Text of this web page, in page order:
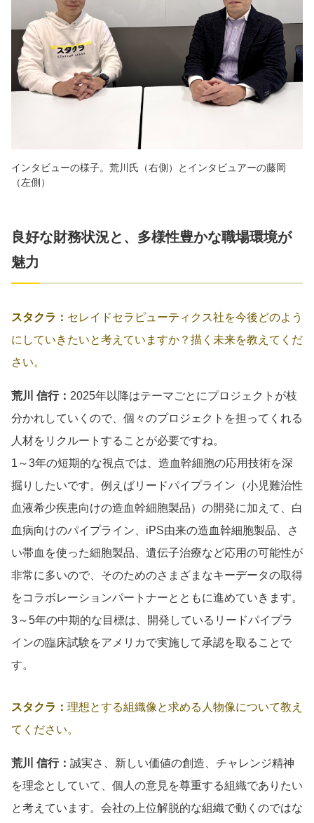
インタビューの様子。荒川氏（右側）とインタビュアーの藤岡
（左側）
良好な財務状況と、多様性豊かな職場環境が
魅力
スタクラ： セレイドセラピューティクス社を今後どのよう
にしていきたいと考えていますか？描く未来を教えてくだ
さい。
荒川 信行： 2025年以降はテーマごとにプロジェクトが枝
分かれしていくので、個々のプロジェクトを担ってくれる
人材をリクルートすることが必要ですね。
1～3年の短期的な視点では、造血幹細胞の応用技術を深
掘りしたいです。例えばリードパイプライン（小児難治性
血液希少疾患向けの造血幹細胞製品）の開発に加えて、白
血病向けのパイプライン、iPS由来の造血幹細胞製品、さ
い帯血を使った細胞製品、遺伝子治療など応用の可能性が
非常に多いので、そのためのさまざまなキーデータの取得
をコラボレーションパートナーとともに進めていきます。
3～5年の中期的な目標は、開発しているリードパイプラ
インの臨床試験をアメリカで実施して承認を取ることで
す。
スタクラ： 理想とする組織像と求める人物像について教え
てください。
荒川 信行： 誠実さ、新しい価値の創造、チャレンジ精神
を理念としていて、個人の意見を尊重する組織でありたい
と考えています。会社の上位解脱的な組織で動くのではな